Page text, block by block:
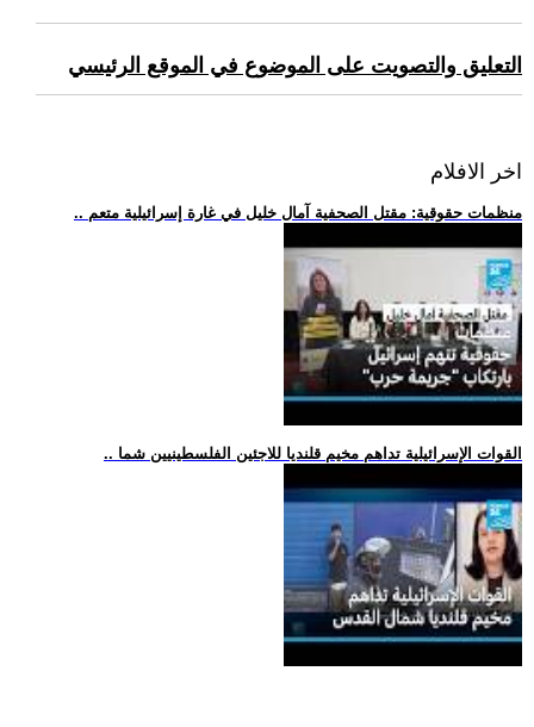
التعليق والتصويت على الموضوع في الموقع الرئيسي
اخر الافلام
.. منظمات حقوقية: مقتل الصحفية آمال خليل في غارة إسرائيلية متعم
.. القوات الإسرائيلية تداهم مخيم قلنديا للاجئين الفلسطينيين شما